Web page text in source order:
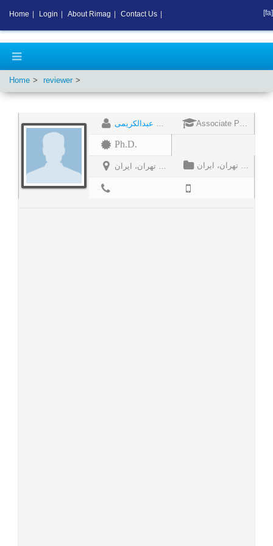
Home reviewer
بیژن عبدالکریمی Associate Professor
Ph.D.
دانشیار گروه فلسفه، واحد تهران شمال، دانشگاه آزاد اسلامی، تهران، ایران دانشیار گروه فلسفه، واحد تهران شمال، دانشگاه آزاد اسلامی، تهران، ایران
Home Login About Rimag Contact Us [fa]